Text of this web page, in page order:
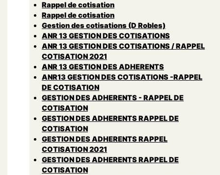
Rappel de cotisation
Rappel de cotisation
Gestion des cotisations (D Robles)
ANR 13 GESTION DES COTISATIONS
ANR 13 GESTION DES COTISATIONS / RAPPEL
COTISATION 2021
ANR 13 GESTION DES ADHERENTS
ANR13 GESTION DES COTISATIONS -RAPPEL
DE COTISATION
GESTION DES ADHERENTS - RAPPEL DE
COTISATION
GESTION DES ADHERENTS RAPPEL DE
COTISATION
GESTION DES ADHERENTS RAPPEL
COTISATION 2021
GESTION DES ADHERENTS RAPPEL DE
COTISATION